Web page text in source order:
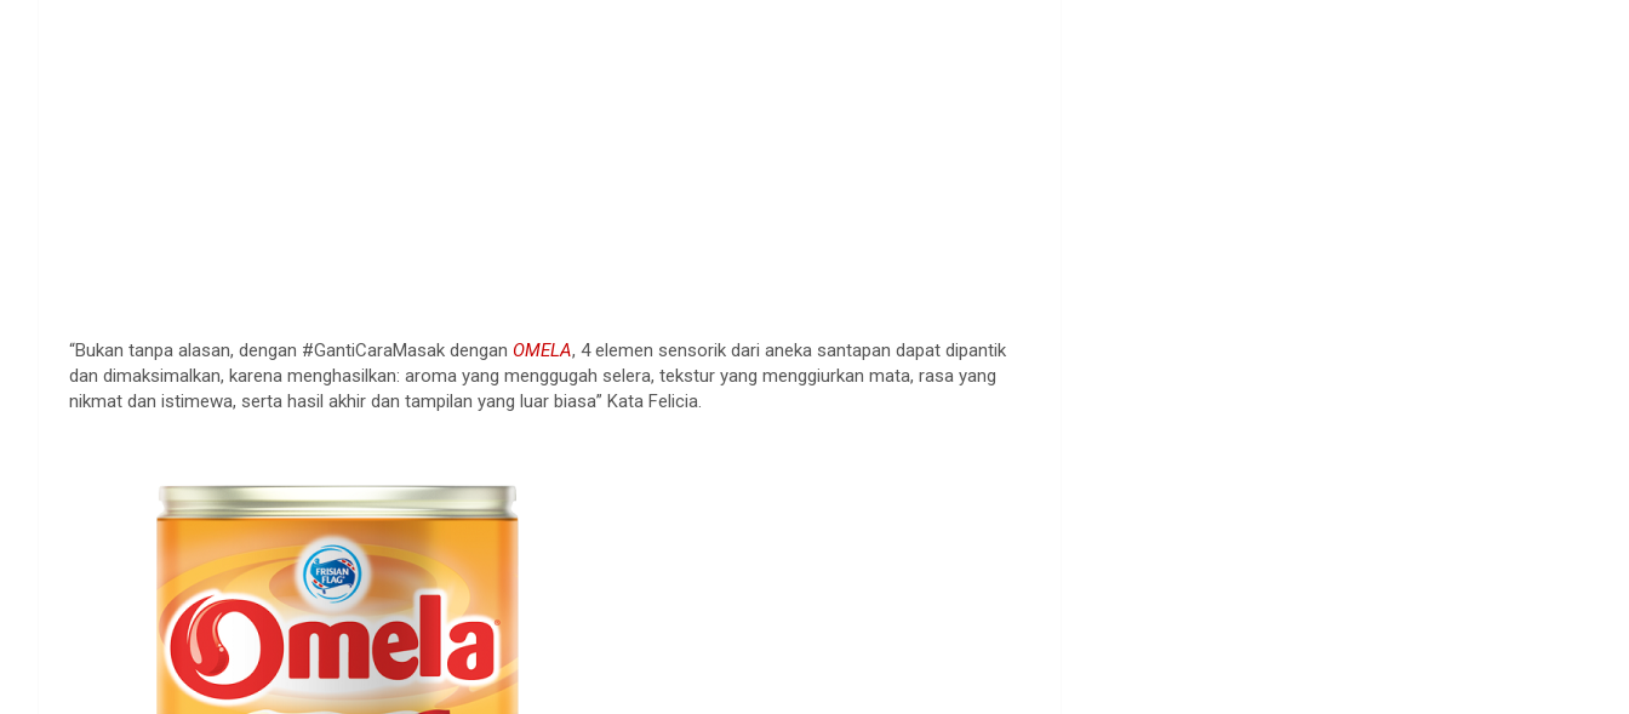
“Bukan tanpa alasan, dengan #GantiCaraMasak dengan OMELA, 4 elemen sensorik dari aneka santapan dapat dipantik
dan dimaksimalkan, karena menghasilkan: aroma yang menggugah selera, tekstur yang menggiurkan mata, rasa yang
nikmat dan istimewa, serta hasil akhir dan tampilan yang luar biasa” Kata Felicia.